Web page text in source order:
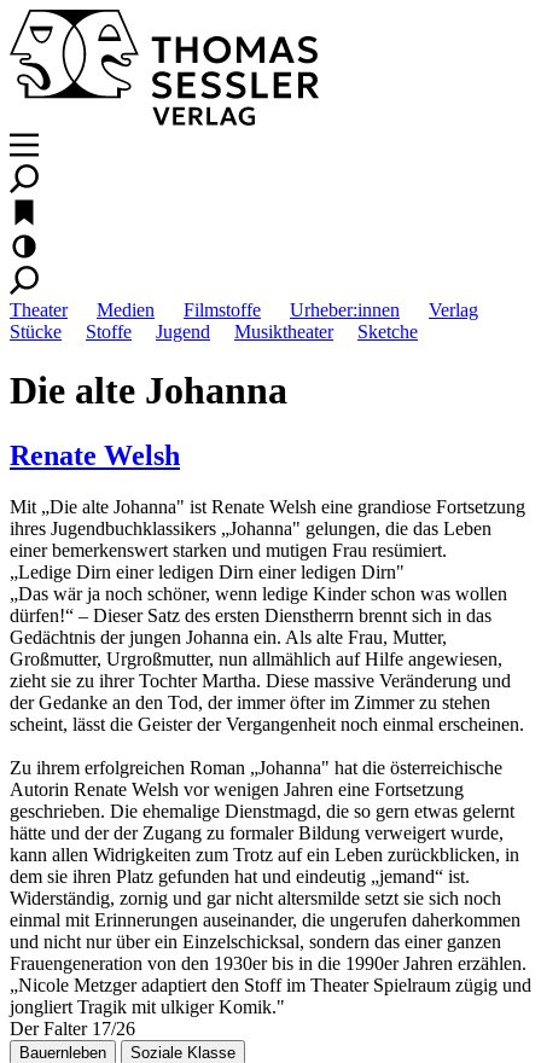
Theater Medien Filmstoffe Urheber:innen
Verlag
Stücke
Stoffe Jugend Musiktheater Sketche
Die alte Johanna
Renate Welsh
Mit „Die alte Johanna" ist Renate Welsh eine grandiose Fortsetzung
ihres Jugendbuchklassikers „Johanna" gelungen, die das Leben
einer bemerkenswert starken und mutigen Frau resümiert.
„Ledige Dirn einer ledigen Dirn einer ledigen Dirn"
„Das wär ja noch schöner, wenn ledige Kinder schon was wollen
dürfen!“ – Dieser Satz des ersten Dienstherrn brennt sich in das
Gedächtnis der jungen Johanna ein. Als alte Frau, Mutter,
Großmutter, Urgroßmutter, nun allmählich auf Hilfe angewiesen,
zieht sie zu ihrer Tochter Martha. Diese massive Veränderung und
der Gedanke an den Tod, der immer öfter im Zimmer zu stehen
scheint, lässt die Geister der Vergangenheit noch einmal erscheinen.
Zu ihrem erfolgreichen Roman „Johanna" hat die österreichische
Autorin Renate Welsh vor wenigen Jahren eine Fortsetzung
geschrieben. Die ehemalige Dienstmagd, die so gern etwas gelernt
hätte und der der Zugang zu formaler Bildung verweigert wurde,
kann allen Widrigkeiten zum Trotz auf ein Leben zurückblicken, in
dem sie ihren Platz gefunden hat und eindeutig „jemand“ ist.
Widerständig, zornig und gar nicht altersmilde setzt sie sich noch
einmal mit Erinnerungen auseinander, die ungerufen daherkommen
und nicht nur über ein Einzelschicksal, sondern das einer ganzen
Frauengeneration von den 1930er bis in die 1990er Jahren erzählen.
„Nicole Metzger adaptiert den Stoff im Theater Spielraum zügig und
jongliert Tragik mit ulkiger Komik."
Der Falter 17/26
Bauernleben Soziale Klasse